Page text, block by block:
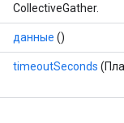
CollectiveGather.
данные ()
timeoutSeconds